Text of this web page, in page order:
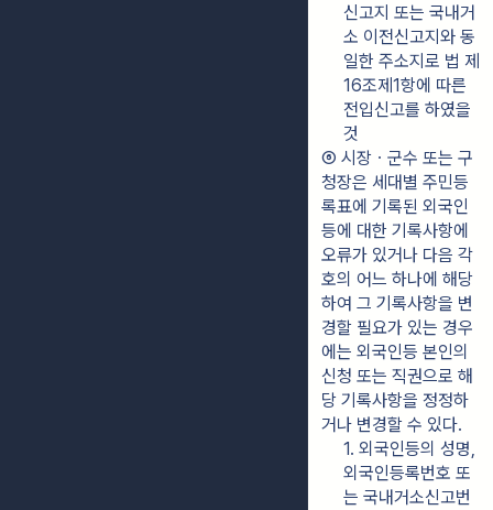
신고지 또는 국내거
소 이전신고지와 동
일한 주소지로 법 제
16조제1항에 따른
전입신고를 하였을
것
⑥ 시장ㆍ군수 또는 구
청장은 세대별 주민등
록표에 기록된 외국인
등에 대한 기록사항에
오류가 있거나 다음 각
호의 어느 하나에 해당
하여 그 기록사항을 변
경할 필요가 있는 경우
에는 외국인등 본인의
신청 또는 직권으로 해
당 기록사항을 정정하
거나 변경할 수 있다.
1. 외국인등의 성명,
외국인등록번호 또
는 국내거소신고번